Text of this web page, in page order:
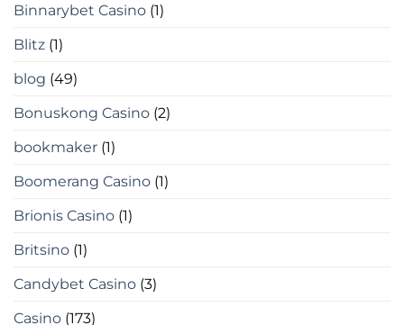
Binnarybet Casino (1)
Blitz (1)
blog (49)
Bonuskong Casino (2)
bookmaker (1)
Boomerang Casino (1)
Brionis Casino (1)
Britsino (1)
Candybet Casino (3)
Casino (173)